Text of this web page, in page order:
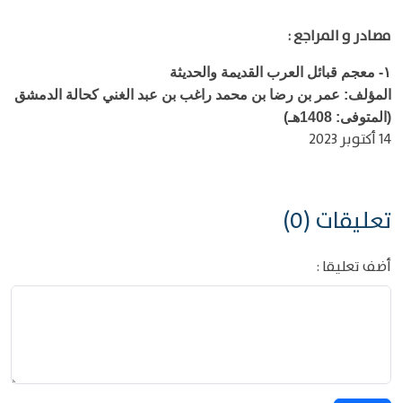
مصادر و المراجع :
١-
معجم قبائل العرب القديمة والحديثة
المؤلف: عمر بن رضا بن محمد راغب بن عبد الغني كحالة الدمشق
(المتوفى: 1408هـ)
14 أكتوبر 2023
تعليقات (0)
أضف تعليقا :